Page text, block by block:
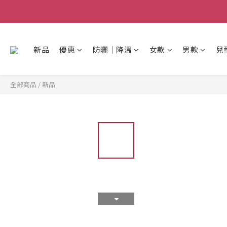
新品 優惠 防曬│降溫 女款 男款 兒
全部商品 /新品